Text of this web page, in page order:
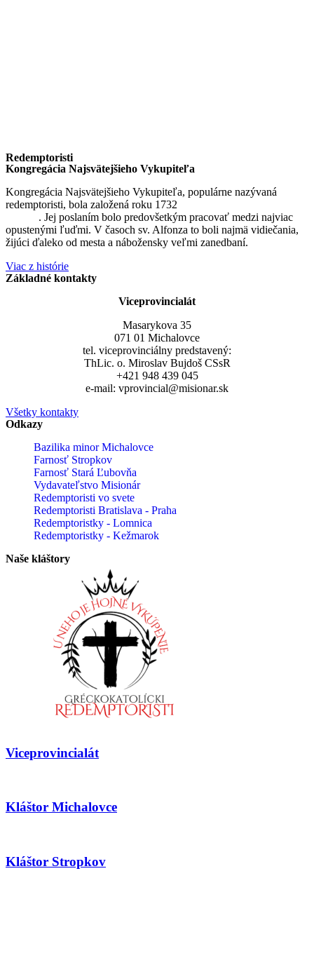
Redemptoristi
Kongregácia Najsvätejšieho Vykupiteľa
Kongregácia Najsvätejšieho Vykupiteľa, populárne nazývaná
redemptoristi, bola založená roku 1732
. Jej poslaním bolo predovšetkým pracovať medzi najviac
opustenými ľuďmi. V časoch sv. Alfonza to boli najmä vidiečania,
žijúci ďaleko od mesta a nábožensky veľmi zanedbaní.
Viac z histórie
Základné kontakty
Viceprovincialát
Masarykova 35
071 01 Michalovce
tel. viceprovinciálny predstavený:
ThLic. o. Miroslav Bujdoš CSsR
+421 948 439 045
e-mail: vprovincial@misionar.sk
Všetky kontakty
Odkazy
Bazilika minor Michalovce
Farnosť Stropkov
Farnosť Stará Ľubovňa
Vydavateľstvo Misionár
Redemptoristi vo svete
Redemptoristi Bratislava - Praha
Redemptoristky - Lomnica
Redemptoristky - Kežmarok
Naše kláštory
Viceprovincialát
Kláštor Michalovce
Kláštor Stropkov